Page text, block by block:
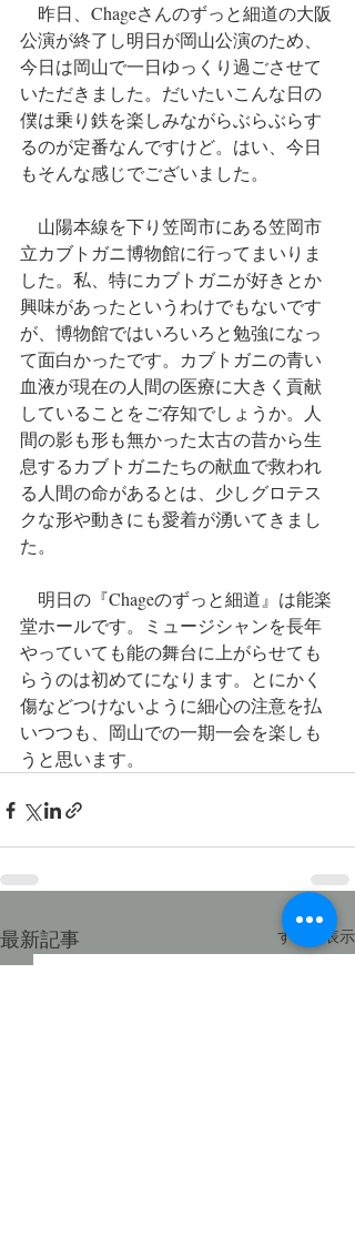
昨日、 Chageさんのずっと細道の大阪
公演が終了し明日が岡山公演のため、
今日は岡山で一日ゆっくり過ごさせて
いただきました。だいたいこんな日の
僕は乗り鉄を楽しみながらぶらぶらす
るのが定番なんですけど。はい、今日
もそんな感じでございました。
山陽本線を下り笠岡市にある笠岡市
立カブトガニ博物館に行ってまいりま
した。私、特にカブトガニが好きとか
興味があったというわけでもないです
が、博物館ではいろいろと勉強になっ
て面白かったです。カブトガニの青い
血液が現在の人間の医療に大きく貢献
していることをご存知でしょうか。人
間の影も形も無かった太古の昔から生
息するカブトガニたちの献血で救われ
る人間の命があるとは、少しグロテス
クな形や動きにも愛着が湧いてきまし
た。
明日の『Chageのずっと細道』は能楽
堂ホールです。ミュージシャンを長年
やっていても能の舞台に上がらせても
らうのは初めてになります。とにかく
傷などつけないように細心の注意を払
いつつも、岡山での一期一会を楽しも
うと思います。
最新記事 すべて表示